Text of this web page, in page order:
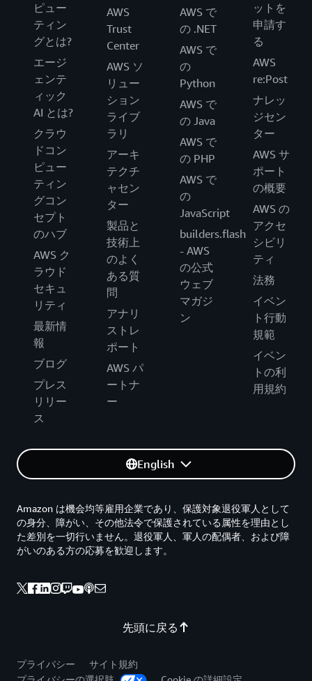
ピュー
ティン
グとは?
エージ
ェンテ
ィック
AI とは?
クラウ
ドコン
ピュー
ティン
グコン
セプト
のハブ
AWS ク
ラウド
セキュ
リティ
最新情
報
ブログ
プレス
リリー
ス
AWS
Trust
Center
AWS ソ
リュー
ション
ライブ
ラリ
アーキ
テクチ
ャセン
ター
製品と
技術上
のよく
ある質
問
アナリ
ストレ
ポート
AWS パ
ートナ
ー
AWS で
の .NET
AWS で
の
Python
AWS で
の Java
AWS で
の PHP
AWS で
の
JavaScript
builders.flash
- AWS
の公式
ウェブ
マガジ
ン
ットを
申請す
る
AWS
re:Post
ナレッ
ジセン
ター
AWS サ
ポート
の概要
AWS の
アクセ
シビリ
ティ
法務
イベン
ト行動
規範
イベン
トの利
用規約
English
先頭に戻る
Amazon は機会均等雇用企業であり、保護対象退役軍人として
の身分、障がい、その他法令で保護されている属性を理由とし
た差別を一切行いません。退役軍人、軍人の配偶者、および障
がいのある方の応募を歓迎します。
プライバシー
サイト規約